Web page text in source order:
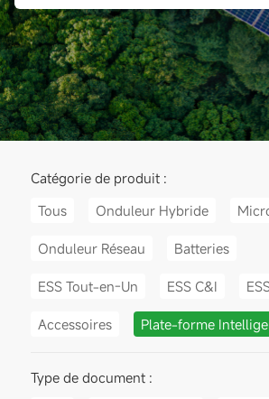
Catégorie de produit :
Tous
Onduleur Hybride
Onduleur Réseau Batteries
ESS Tout-en-Un ESS C&I
Accessoires Plate-forme
Type de document :